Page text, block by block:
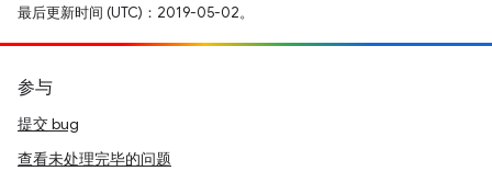
最后更新时间 (UTC)：2019-05-02。
参与
提交 bug
查看未处理完毕的问题